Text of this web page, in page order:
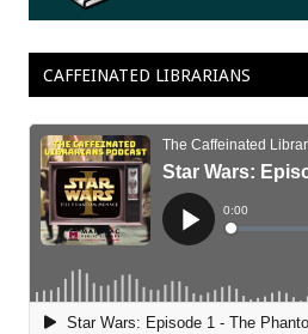
CAFFEINATED LIBRARIANS